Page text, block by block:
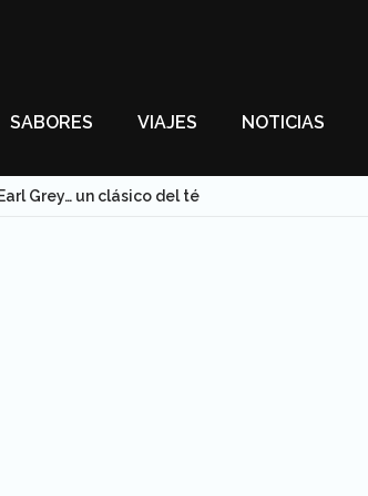
SABORES VIAJES NOTICIAS
Earl Grey… un clásico del té